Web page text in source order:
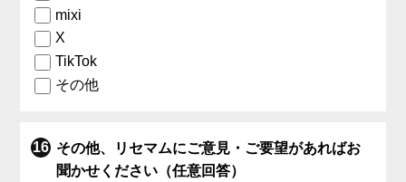
mixi
X
TikTok
その他
その他、リセマムにご意見・ご要望があればお
聞かせください（任意回答）